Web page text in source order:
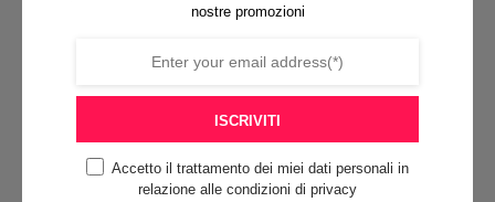
pagina
prodotto
scelte
prodotto
spedizione gratis per ordini di
nostre promozioni
ISCRIVITI
Accetto il trattamento dei miei dati personali in
relazione alle condizioni di privacy